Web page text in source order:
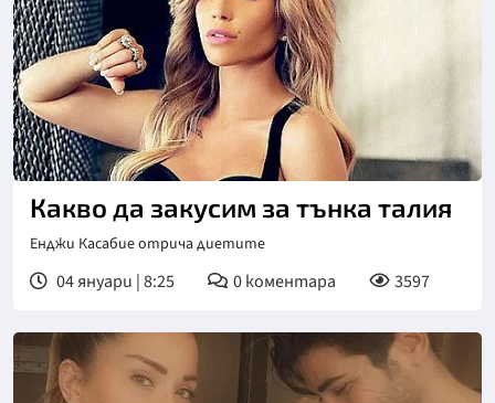
Какво да закусим за тънка талия
Енджи Касабие отрича диетите
04 януари | 8:25 0коментара 3597